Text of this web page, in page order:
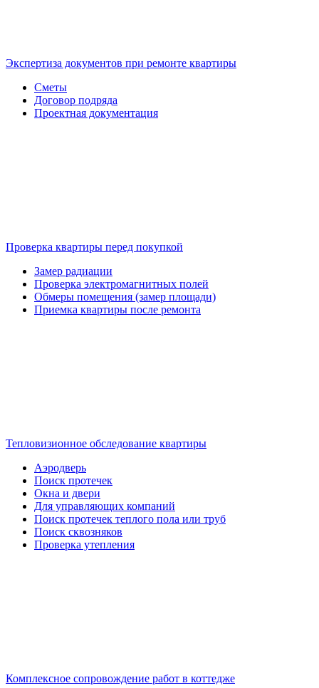
Экспертиза документов при ремонте квартиры
Сметы
Договор подряда
Проектная документация
Проверка квартиры перед покупкой
Замер радиации
Проверка электромагнитных полей
Обмеры помещения (замер площади)
Приемка квартиры после ремонта
Тепловизионное обследование квартиры
Аэродверь
Поиск протечек
Окна и двери
Для управляющих компаний
Поиск протечек теплого пола или труб
Поиск сквозняков
Проверка утепления
Комплексное сопровождение работ в коттедже